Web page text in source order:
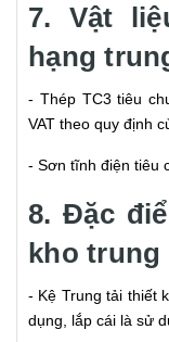
7. Vật
hạng
- Thép TC3 tiêu
VAT theo quy định
- Sơn tĩnh điện tiêu
8. Đặc
kho trung
- Kệ Trung tải thiết
dụng, lắp cái là sử